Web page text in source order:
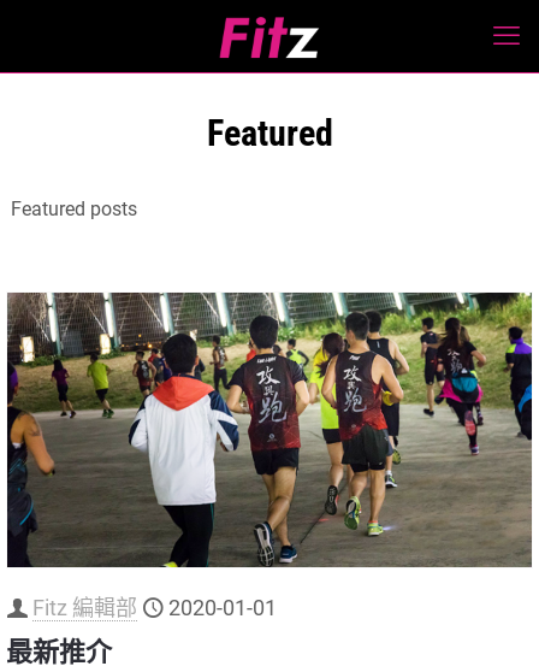
Featured
Featured posts
Fitz 編輯部 2020-01-01
最新推介